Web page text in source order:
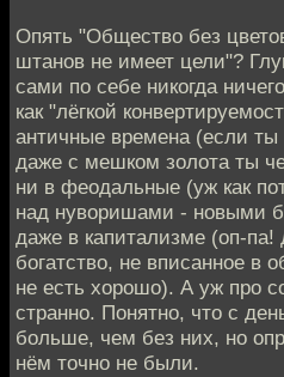
Опять "Общество без
штанов не имеет цели"?
сами по себе никогда
как "лёгкой
античные времена (если ты
даже с мешком золота ты
ни в феодальные (уж как
над нуворишами - новыми
даже в капитализме (оп-
богатство, не вписанное в
не есть хорошо). А уж про
странно. Понятно, что с
больше, чем без них, но
нём точно не были.